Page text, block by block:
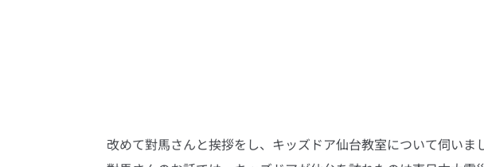
改めて對馬さんと挨拶をし、キッズドア仙台教室について伺いま